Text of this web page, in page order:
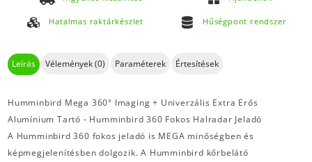
Hatalmas raktárkészlet Hűségpont rendszer
Leírás Vélemények (0) Paraméterek Értesítések
Humminbird Mega 360° Imaging + Univerzális Extra Erős
Alumínium Tartó - Humminbird 360 Fokos Halradar Jeladó
A Humminbird 360 fokos jeladó is MEGA minőségben és
képmegjelenítésben dolgozik. A Humminbird kőrbelátó